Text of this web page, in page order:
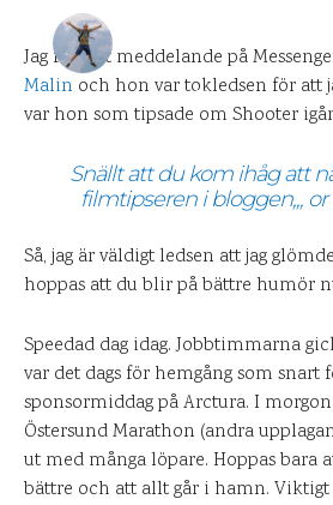
0
Jag fick ett meddelande på
Malin och hon var tokledsen för att
var hon som tipsade om Shooter
Snällt att du kom ihåg att
filmtipseren i bloggen,,, or
Så, jag är väldigt ledsen att jag
hoppas att du blir på bättre humör
Speedad dag idag. Jobbtimmarna
var det dags för hemgång som snart
sponsormiddag på Arctura. I
Östersund Marathon (andra
ut med många löpare. Hoppas bara
bättre och att allt går i hamn.